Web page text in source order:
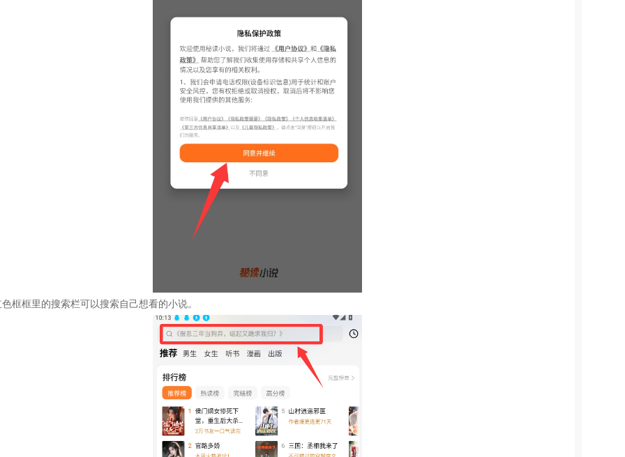
框框里的搜索栏可以搜索自己想看的小说。